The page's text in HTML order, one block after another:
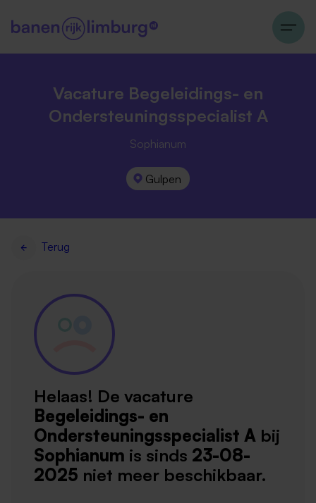
Vacature Begeleidings- en
Ondersteuningsspecialist A
Sophianum
Gulpen
Terug
Helaas! De vacature
Begeleidings- en
Ondersteuningsspecialist A bij
Sophianum is sinds 23-08-
2025 niet meer beschikbaar.